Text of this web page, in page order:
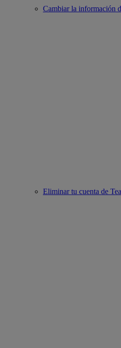
Cambiar la información
Eliminar tu cuenta de